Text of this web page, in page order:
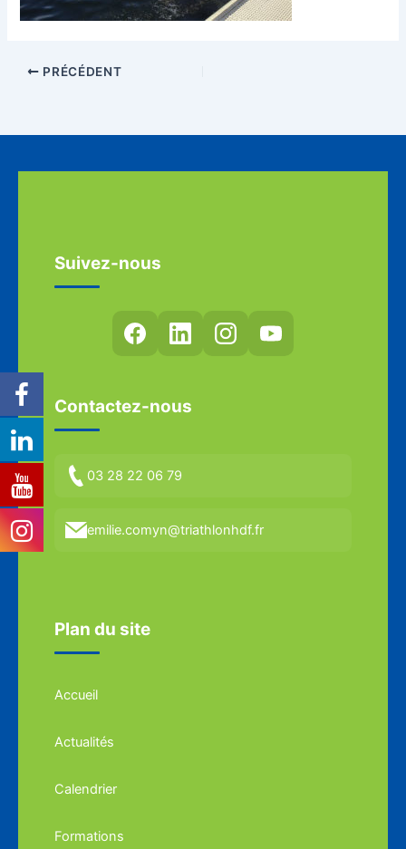
PRÉCÉDENT
Suivez-nous
Contactez-nous
03 28 22 06 79
emilie.comyn@triathlonhdf.fr
Plan du site
Accueil
Actualités
Calendrier
Formations